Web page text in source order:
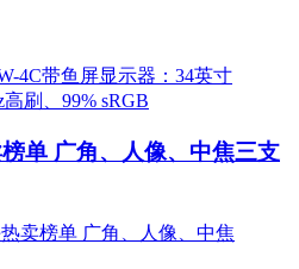
单 广角、人像、中焦三支